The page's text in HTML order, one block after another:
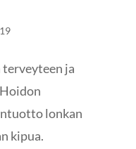
ja
lonkan
kipua.